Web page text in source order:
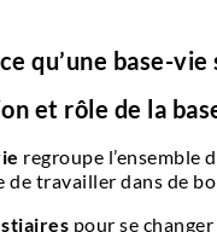
qu’une base-
et rôle de la
regroupe l’ensemble
de travailler dans de
pour se changer